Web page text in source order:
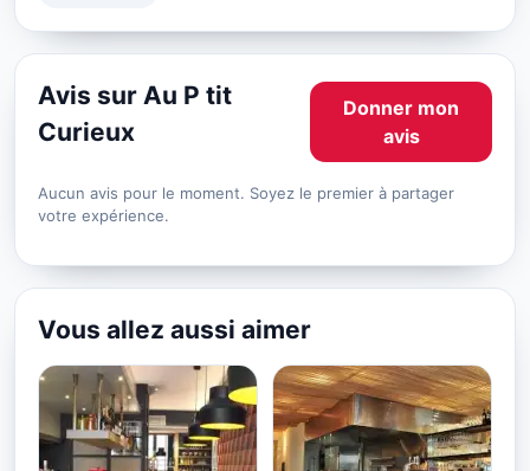
Avis sur Au P tit
Curieux
Donner mon
avis
Aucun avis pour le moment. Soyez le premier à partager
votre expérience.
Vous allez aussi aimer